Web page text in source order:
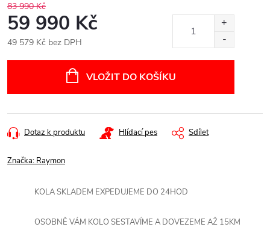
83 990 Kč
59 990 Kč
49 579 Kč bez DPH
VLOŽIT DO KOŠÍKU
Dotaz k produktu Hlídací pes Sdílet
Značka: Raymon
KOLA SKLADEM EXPEDUJEME DO 24HOD
OSOBNĚ VÁM KOLO SESTAVÍME A DOVEZEME AŽ 15KM